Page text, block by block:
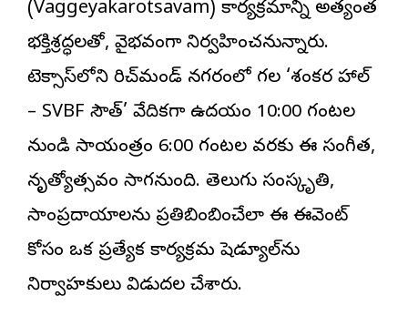
(Vaggeyakarotsavam) కార్యక్రమాన్ని అత్యంత
భక్తిశ్రద్ధలతో, వైభవంగా నిర్వహించనున్నారు.
టెక్సాస్‌లోని రిచ్‌మండ్ నగరంలో గల ‘శంకర హాల్
– SVBF సౌత్’ వేదికగా ఉదయం 10:00 గంటల
నుండి సాయంత్రం 6:00 గంటల వరకు ఈ సంగీత,
నృత్యోత్సవం సాగనుంది. తెలుగు సంస్కృతి,
సాంప్రదాయాలను ప్రతిబింబించేలా ఈ ఈవెంట్
కోసం ఒక ప్రత్యేక కార్యక్రమ షెడ్యూల్‌ను
నిర్వాహకులు విడుదల చేశారు.